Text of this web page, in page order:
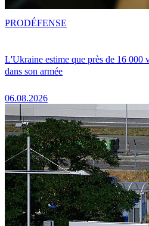
L'Ukraine estime que près de 16 000
dans son armée
06.08.2026
PRODÉFENSE